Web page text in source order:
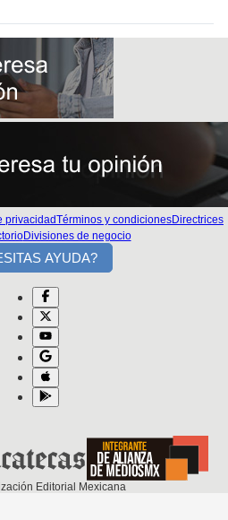
privacidadTérminos y condicionesDirectrices
Divisiones de negocio
AYUDA?
Editorial Mexicana